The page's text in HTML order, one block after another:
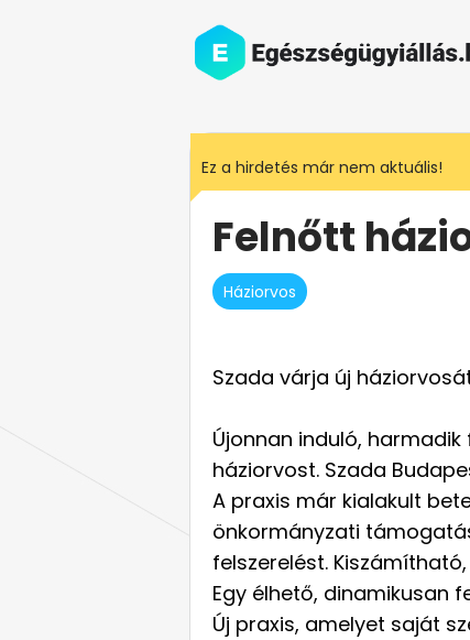
Ez a hirdetés már nem aktuális!
Felnőtt
Háziorvos
Szada várja új
Újonnan induló,
háziorvost. Szada
A praxis már kialakult
önkormányzati
felszerelést.
Egy élhető, dinamikusan
Új praxis, amelyet saját